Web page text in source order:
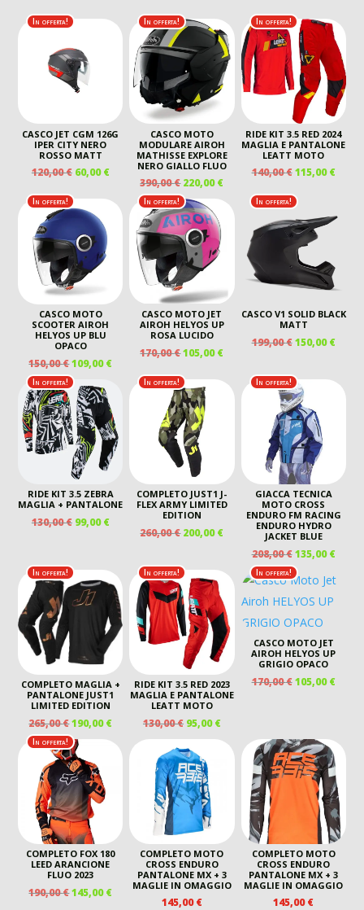
In offerta!
CASCO JET CGM 126G
IPER CITY NERO
ROSSO MATT
120,00€ IL
ORIGINALE
ERA:
120,00 €.
60,00€IL
PREZZO
ATTUALE
60,00 €.
In offerta!
CASCO MOTO
MODULARE AIROH
MATHISSE EXPLORE
NERO GIALLO FLUO
390,00€ IL
PREZZO
ORIGINALE
ERA:
390,00 €.
220,00€IL
PREZZO
ATTUALE
220,00 €.
In offerta!
RIDE KIT 3.5 RED 2024
MAGLIA E PANTALONE
LEATT MOTO
140,00€ IL
ORIGINALE
ERA:
140,00 €.
115,00€IL
È:
In offerta!
CASCO MOTO
SCOOTER AIROH
HELYOS UP BLU
OPACO
150,00€IL
PREZZO
ORIGINALE
ERA:
150,00 €.
109,00€IL
PREZZO
ATTUALE
109,00 €.
In offerta!
CASCO MOTO JET
AIROH HELYOS UP
ROSA LUCIDO
170,00€IL
ORIGINALE
ERA:
170,00 €.
105,00€IL
ATTUALE
In offerta!
CASCO V1 SOLID BLACK
MATT
199,00€ IL
ERA:
199,00 €.
150,00€IL
È:
In offerta!
RIDE KIT 3.5 ZEBRA
MAGLIA + PANTALONE
130,00€ IL
130,00 €.
99,00€IL
PREZZO
99,00 €.
In offerta!
COMPLETO JUST1 J-
FLEX ARMY LIMITED
EDITION
260,00€ IL
ERA:
260,00 €.
200,00€IL
PREZZO
ATTUALE
È:
200,00 €.
In offerta!
GIACCA TECNICA
MOTO CROSS
ENDURO FM RACING
ENDURO HYDRO
JACKET BLUE
208,00€ IL
PREZZO
ORIGINALE
ERA:
135,00€IL
In offerta!
COMPLETO MAGLIA +
PANTALONE JUST1
LIMITED EDITION
265,00€IL
PREZZO
ORIGINALE
ERA:
265,00 €.
190,00€IL
PREZZO
ATTUALE
190,00 €.
In offerta!
RIDE KIT 3.5 RED 2023
MAGLIA E PANTALONE
LEATT MOTO
130,00€ IL
PREZZO
ORIGINALE
ERA:
130,00 €.
95,00€IL
PREZZO
ATTUALE
95,00 €.
In offerta!
CASCO MOTO JET
AIROH HELYOS UP
GRIGIO OPACO
170,00€ IL
170,00 €.
105,00€IL
In offerta!
COMPLETO FOX 180
LEED ARANCIONE
FLUO 2023
190,00€IL
145,00€IL
COMPLETO MOTO
CROSS ENDURO
PANTALONE MX + 3
MAGLIE IN OMAGGIO
145,00€
COMPLETO MOTO
CROSS ENDURO
PANTALONE MX + 3
MAGLIE IN OMAGGIO
145,00€